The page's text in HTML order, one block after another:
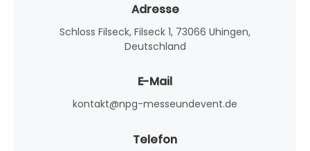
Adresse
Schloss Filseck, Filseck 1, 73066 Uhingen,
Deutschland
E-Mail
kontakt@npg-messeundevent.de
Telefon